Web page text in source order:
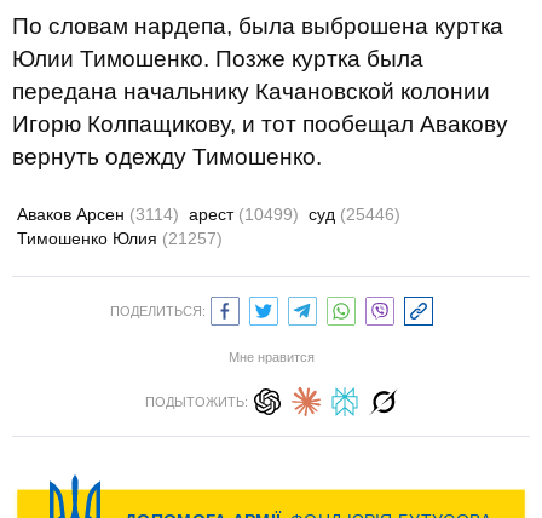
По словам нардепа, была выброшена куртка
Юлии Тимошенко. Позже куртка была
передана начальнику Качановской колонии
Игорю Колпащикову, и тот пообещал Авакову
вернуть одежду Тимошенко.
Аваков Арсен (3114) арест (10499) суд (25446)
Тимошенко Юлия (21257)
ПОДЕЛИТЬСЯ:
Мне нравится
ПОДЫТОЖИТЬ: